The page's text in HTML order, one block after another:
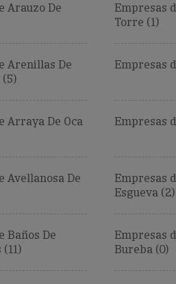
Arauzo De
Empresas
Torre (1)
Arenillas De
Empresas
Arraya De Oca
Empresas
Avellanosa De
Empresas
Esgueva (2)
Baños De
Empresas
Bureba (0)